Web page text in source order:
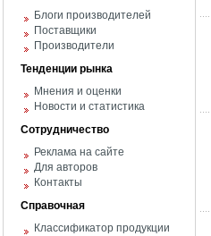
Блоги производителей
Поставщики
Производители
Тенденции рынка
Мнения и оценки
Новости и статистика
Сотрудничество
Реклама на сайте
Для авторов
Контакты
Справочная
Классификатор продукции